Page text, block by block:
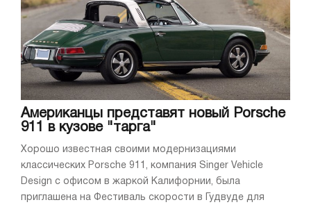
Американцы представят новый Porsche
911 в кузове "тарга"
Хорошо известная своими модернизациями
классических Porsche 911, компания Singer Vehicle
Design с офисом в жаркой Калифорнии, была
приглашена на Фестиваль скорости в Гудвуде для